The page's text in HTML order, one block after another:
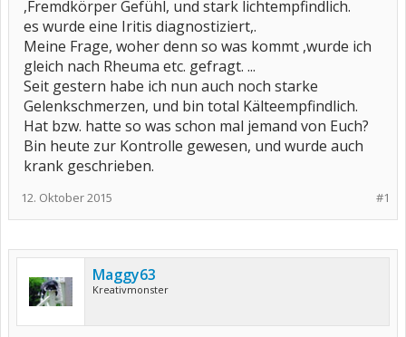
,Fremdkörper Gefühl, und stark lichtempfindlich.
es wurde eine Iritis diagnostiziert,.
Meine Frage, woher denn so was kommt ,wurde ich
gleich nach Rheuma etc. gefragt. ...
Seit gestern habe ich nun auch noch starke
Gelenkschmerzen, und bin total Kälteempfindlich.
Hat bzw. hatte so was schon mal jemand von Euch?
Bin heute zur Kontrolle gewesen, und wurde auch
krank geschrieben.
#1
12. Oktober 2015
Maggy63
Kreativmonster